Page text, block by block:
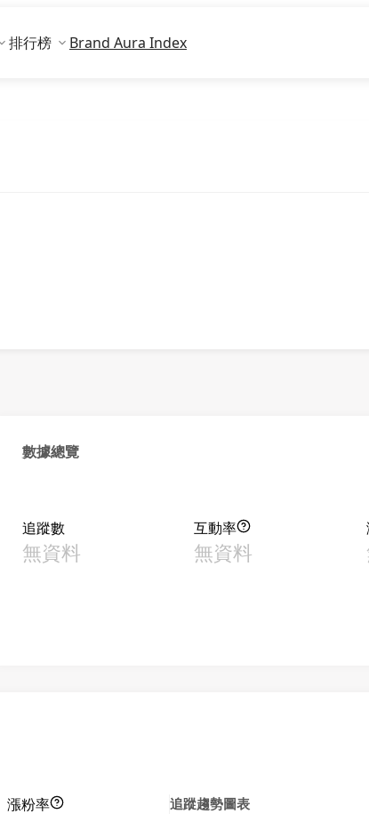
排行榜 Brand Aura Index
數據總覽
追蹤數
無資料
互動率
無資料
漲粉率 追蹤趨勢圖表